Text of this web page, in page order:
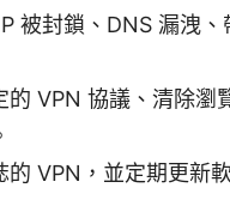
被封鎖、DNS 漏洩、
VPN 協議、清除瀏
VPN，並定期更新